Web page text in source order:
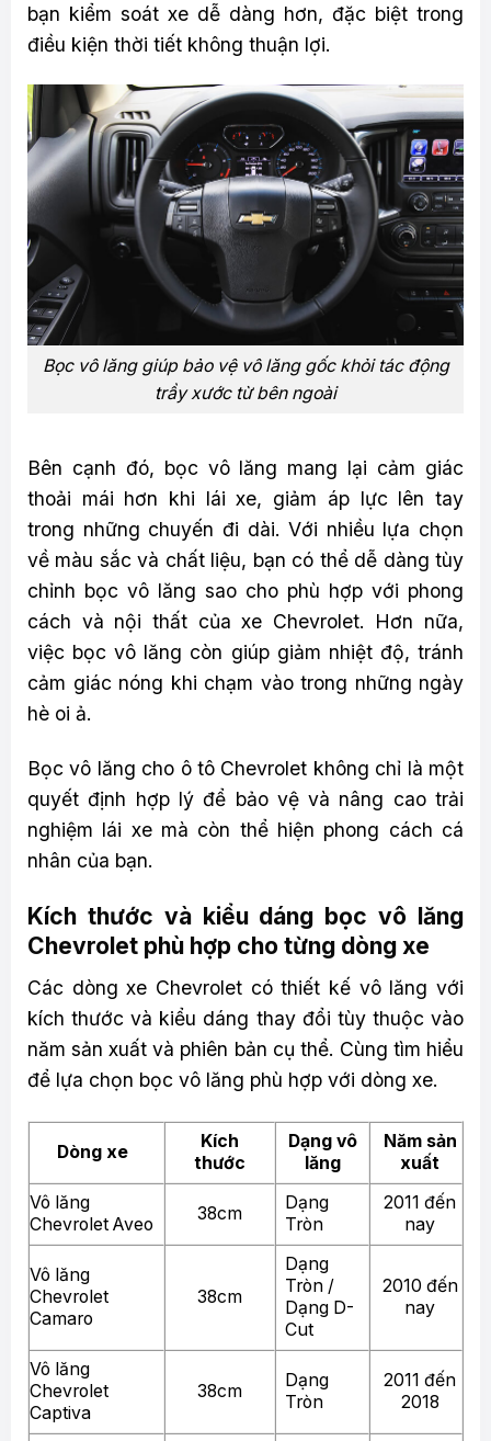
bạn kiểm soát xe dễ dàng hơn, đặc biệt trong
điều kiện thời tiết không thuận lợi.
Bọc vô lăng giúp bảo vệ vô lăng gốc khỏi tác động
trầy xước từ bên ngoài
Bên cạnh đó, bọc vô lăng mang lại cảm giác
thoải mái hơn khi lái xe, giảm áp lực lên tay
trong những chuyến đi dài. Với nhiều lựa chọn
về màu sắc và chất liệu, bạn có thể dễ dàng tùy
chỉnh bọc vô lăng sao cho phù hợp với phong
cách và nội thất của xe Chevrolet. Hơn nữa,
việc bọc vô lăng còn giúp giảm nhiệt độ, tránh
cảm giác nóng khi chạm vào trong những ngày
hè oi ả.
Bọc vô lăng cho ô tô Chevrolet không chỉ là một
quyết định hợp lý để bảo vệ và nâng cao trải
nghiệm lái xe mà còn thể hiện phong cách cá
nhân của bạn.
Kích thước và kiểu dáng bọc vô lăng
Chevrolet phù hợp cho từng dòng xe
Các dòng xe Chevrolet có thiết kế vô lăng với
kích thước và kiểu dáng thay đổi tùy thuộc vào
năm sản xuất và phiên bản cụ thể. Cùng tìm hiểu
để lựa chọn bọc vô lăng phù hợp với dòng xe.
Dòng xe
Kích
thước
Dạng vô
lăng
Năm sản
xuất
Vô lăng
Chevrolet Aveo
38cm
Dạng
Tròn
2011 đến
nay
Vô lăng
Chevrolet
Camaro
38cm
Dạng
Tròn /
Dạng D-
Cut
2010 đến
nay
Vô lăng
Chevrolet
Captiva
38cm
Dạng
Tròn
2011 đến
2018